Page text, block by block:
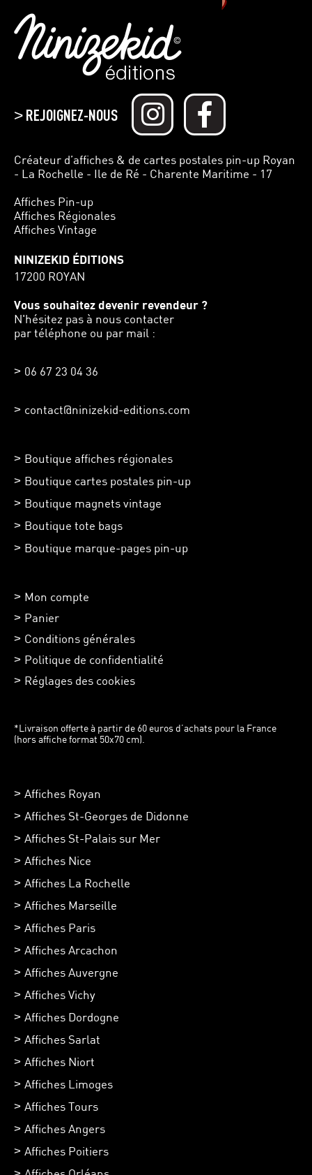
>REJOIGNEZ-NOUS
Créateur d’affiches & de cartes postales pin-up Royan
- La Rochelle - Ile de Ré - Charente Maritime - 17
Affiches Pin-up
Affiches Régionales
Affiches Vintage
NINIZEKID ÉDITIONS
17200 ROYAN
Vous souhaitez devenir revendeur ?
N'hésitez pas à nous contacter
par téléphone ou par mail :
06 67 23 04 36
contact@ninizekid-editions.com
Boutique affiches régionales
Boutique cartes postales pin-up
Boutique magnets vintage
Boutique tote bags
Boutique marque-pages pin-up
Mon compte
Panier
Conditions générales
Politique de confidentialité
Réglages des cookies
*Livraison offerte à partir de 60 euros d’achats pour la France
(hors affiche format 50x70 cm).
Affiches Royan
Affiches St-Georges de Didonne
Affiches St-Palais sur Mer
Affiches Nice
Affiches La Rochelle
Affiches Marseille
Affiches Paris
Affiches Arcachon
Affiches Auvergne
Affiches Vichy
Affiches Dordogne
Affiches Sarlat
Affiches Niort
Affiches Limoges
Affiches Tours
Affiches Angers
Affiches Poitiers